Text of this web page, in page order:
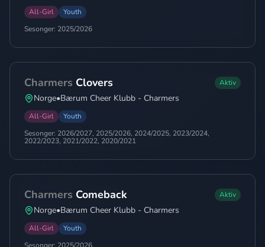
All-Girl
Youth
Sesonger: 2025/2026
Charmers Clovers Aktiv
Norge•Bærum Cheer Klubb - Charmers
All-Girl
Youth
Sesonger: 2026/2027, 2025/2026, 2024/2025, 2023/2024,
2022/2023, 2021/2022, 2020/2021
Charmers Comeback Aktiv
Norge•Bærum Cheer Klubb - Charmers
All-Girl
Youth